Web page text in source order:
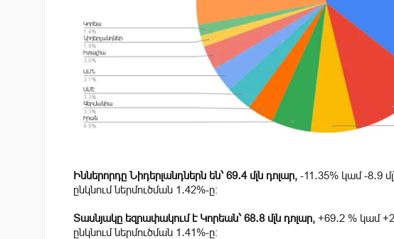
Իններորդը Նիդերլանդներն են՝ 69․4 մլն դոլար, -11․35% կամ -8․9
ընկնում ներմուծման 1․42%-ը։
Տասնյակը եզրափակում է Կորեան՝ 68․8 մլն դոլար, +69․2 % կամ
ընկնում ներմուծման 1․41%-ը։